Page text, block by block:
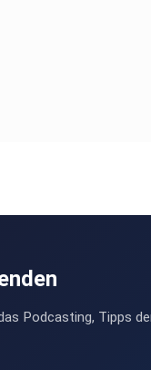
Podcasting, Tipps